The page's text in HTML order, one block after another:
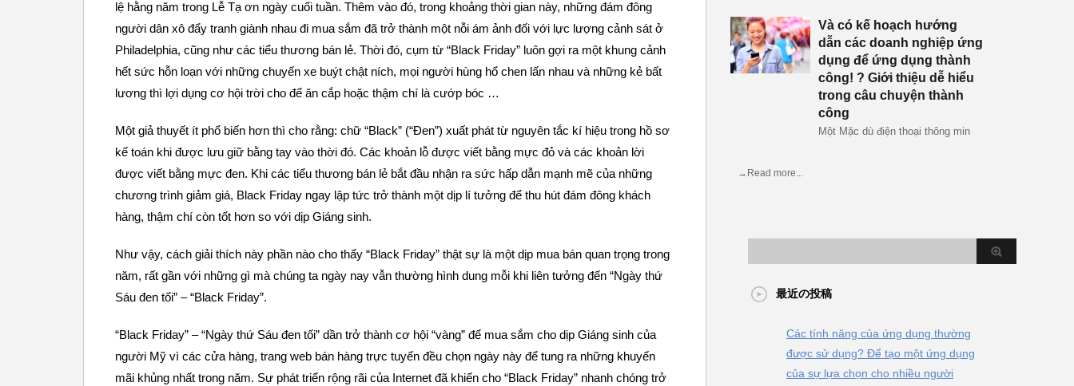
lệ hằng năm trong Lễ Tạ ơn ngày cuối tuần. Thêm vào đó, trong khoảng thời gian này, những đám đông
người dân xô đẩy tranh giành nhau đi mua sắm đã trở thành một nỗi ám ảnh đối với lực lượng cảnh sát ở
Philadelphia, cũng như các tiểu thương bán lẻ. Thời đó, cụm từ “Black Friday” luôn gợi ra một khung cảnh
hết sức hỗn loạn với những chuyến xe buýt chật ních, mọi người hùng hổ chen lấn nhau và những kẻ bất
lương thì lợi dụng cơ hội trời cho để ăn cắp hoặc thậm chí là cướp bóc …
Một giả thuyết ít phổ biến hơn thì cho rằng: chữ “Black” (“Đen”) xuất phát từ nguyên tắc kí hiệu trong hồ sơ
kế toán khi được lưu giữ bằng tay vào thời đó. Các khoản lỗ được viết bằng mực đỏ và các khoản lời
được viết bằng mực đen. Khi các tiểu thương bán lẻ bắt đầu nhận ra sức hấp dẫn mạnh mẽ của những
chương trình giảm giá, Black Friday ngay lập tức trở thành một dịp lí tưởng để thu hút đám đông khách
hàng, thậm chí còn tốt hơn so với dịp Giáng sinh.
Như vậy, cách giải thích này phần nào cho thấy “Black Friday” thật sự là một dịp mua bán quan trọng trong
năm, rất gần với những gì mà chúng ta ngày nay vẫn thường hình dung mỗi khi liên tưởng đến “Ngày thứ
Sáu đen tối” – “Black Friday”.
“Black Friday” – “Ngày thứ Sáu đen tối” dần trở thành cơ hội “vàng” để mua sắm cho dịp Giáng sinh của
người Mỹ vì các cửa hàng, trang web bán hàng trực tuyến đều chọn ngày này để tung ra những khuyến
mãi khủng nhất trong năm. Sự phát triển rộng rãi của Internet đã khiến cho “Black Friday” nhanh chóng trở
Và có kế hoạch hướng
dẫn các doanh nghiệp ứng
dụng để ứng dụng thành
công! ? Giới thiệu dễ hiểu
trong câu chuyện thành
công
Một Mặc dù điện thoại thông min
→Read more...
最近の投稿
Các tính năng của ứng dụng thường
được sử dụng? Để tạo một ứng dụng
của sự lựa chọn cho nhiều người